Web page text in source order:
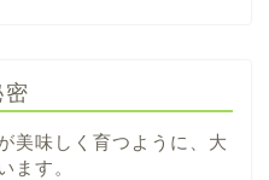
美味しく育つように、大
ます。